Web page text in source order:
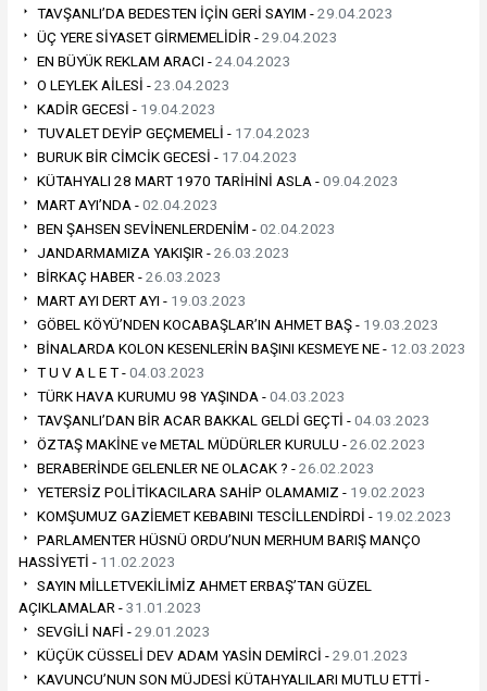
TAVŞANLI’DA BEDESTEN İÇİN GERİ SAYIM -29.04.2023
ÜÇ YERE SİYASET GİRMEMELİDİR -29.04.2023
EN BÜYÜK REKLAM ARACI -24.04.2023
O LEYLEK AİLESİ -23.04.2023
KADİR GECESİ - 19.04.2023
TUVALET DEYİP GEÇMEMELİ - 17.04.2023
BURUK BİR CİMCİK GECESİ - 17.04.2023
KÜTAHYALI 28 MART 1970 TARİHİNİ ASLA -09.04.2023
MART AYI’NDA -02.04.2023
BEN ŞAHSEN SEVİNENLERDENİM -02.04.2023
JANDARMAMIZA YAKIŞIR -26.03.2023
BİRKAÇ HABER -26.03.2023
MART AYI DERT AYI - 19.03.2023
GÖBEL KÖYÜ’NDEN KOCABAŞLAR’IN AHMET BAŞ - 19.03.2023
BİNALARDA KOLON KESENLERİN BAŞINI KESMEYE NE - 12.03.2023
T U V A L E T -04.03.2023
TÜRK HAVA KURUMU 98 YAŞINDA -04.03.2023
TAVŞANLI’DAN BİR ACAR BAKKAL GELDİ GEÇTİ -04.03.2023
ÖZTAŞ MAKİNE ve METAL MÜDÜRLER KURULU -26.02.2023
BERABERİNDE GELENLER NE OLACAK ? -26.02.2023
YETERSİZ POLİTİKACILARA SAHİP OLAMAMIZ - 19.02.2023
KOMŞUMUZ GAZİEMET KEBABINI TESCİLLENDİRDİ - 19.02.2023
PARLAMENTER HÜSNÜ ORDU’NUN MERHUM BARIŞ MANÇO
HASSİYETİ - 11.02.2023
SAYIN MİLLETVEKİLİMİZ AHMET ERBAŞ’TAN GÜZEL
AÇIKLAMALAR -31.01.2023
SEVGİLİ NAFİ -29.01.2023
KÜÇÜK CÜSSELİ DEV ADAM YASİN DEMİRCİ -29.01.2023
KAVUNCU’NUN SON MÜJDESİ KÜTAHYALILARI MUTLU ETTİ -